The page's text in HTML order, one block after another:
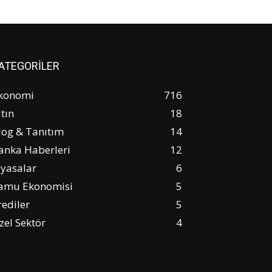
716
18
& Tanıtım
14
Haberleri
12
6
Ekonomisi
5
5
Sektör
4